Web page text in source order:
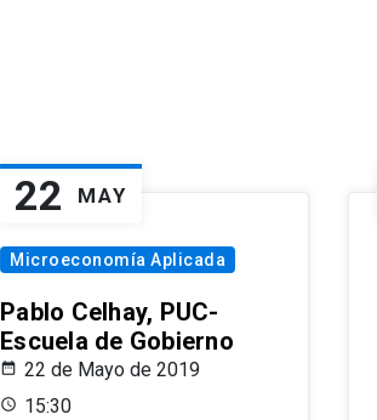
22 MAY
Microeconomía Aplicada
Pablo Celhay, PUC-
Escuela de Gobierno
22 de Mayo de 2019
15:30